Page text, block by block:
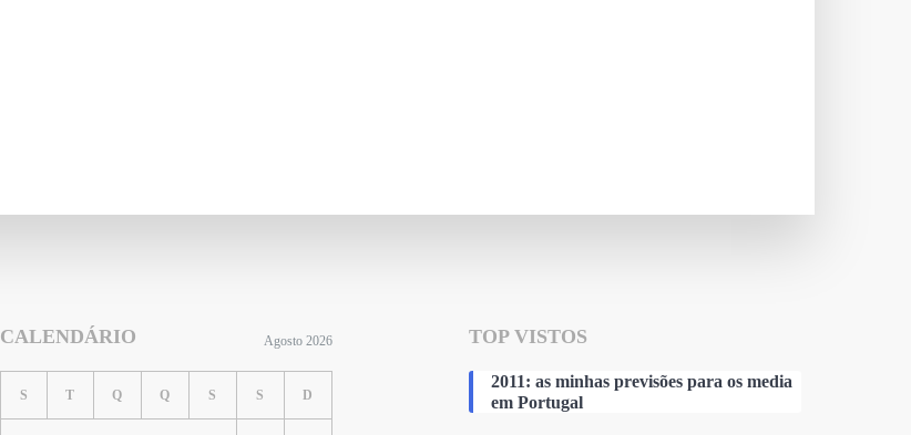
CALENDÁRIO Agosto 2026
S T Q Q S S D
TOP VISTOS
2011: as minhas previsões para os media
em Portugal